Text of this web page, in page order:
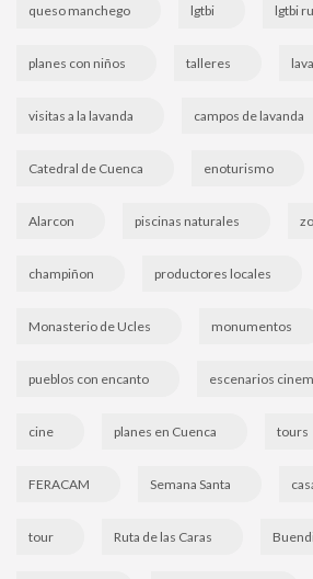
queso manchego lgtbi lgtbi
planes con niños talleres
visitas a la lavanda campos de lavanda
Catedral de Cuenca enoturismo
Alarcon piscinas naturales
champiñon productores locales
Monasterio de Ucles monumentos
pueblos con encanto escenarios
cine planes en Cuenca tours
FERACAM Semana Santa
tour Ruta de las Caras